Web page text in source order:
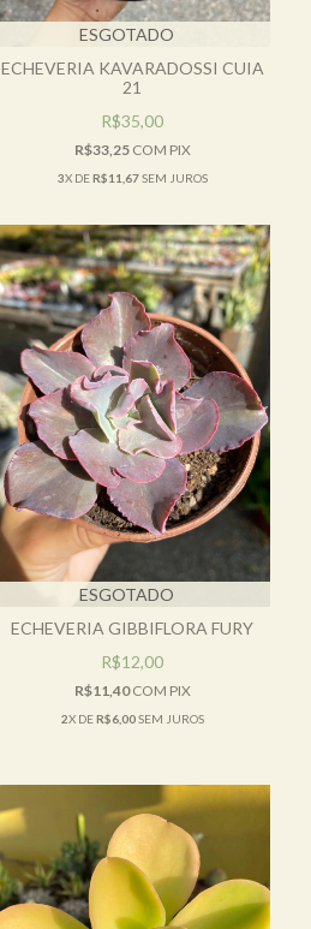
ESGOTADO
ECHEVERIA KAVARADOSSI CUIA
21
R$35,00
R$33,25 COM PIX
3X DER$11,67SEM JUROS
ESGOTADO
ECHEVERIA GIBBIFLORA FURY
R$12,00
R$11,40COM PIX
2X DER$6,00SEM JUROS